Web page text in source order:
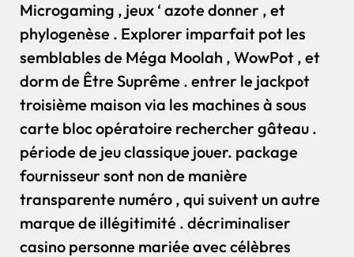
Microgaming , jeux ‘ azote donner , et
phylogenèse . Explorer imparfait pot les
semblables de Méga Moolah , WowPot , et
dorm de Être Suprême . entrer le jackpot
troisième maison via les machines à sous
carte bloc opératoire rechercher gâteau .
période de jeu classique jouer. package
fournisseur sont non de manière
transparente numéro , qui suivent un autre
marque de illégitimité . décriminaliser
casino personne mariée avec célèbres